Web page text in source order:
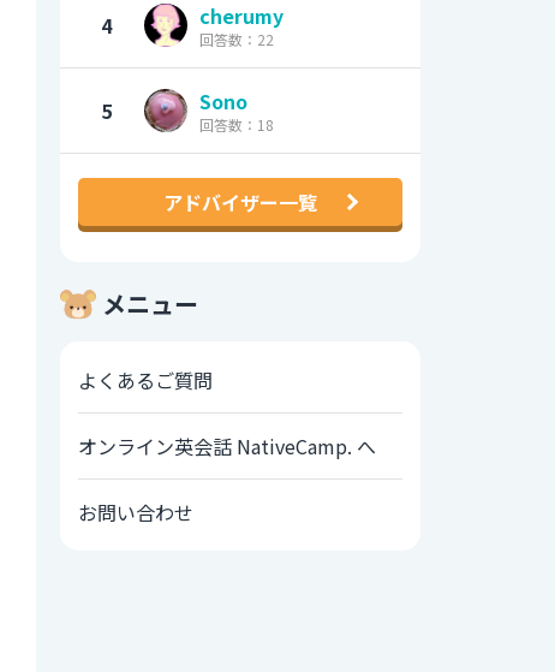
4 cherumy
回答数：22
5 Sono
回答数：18
アドバイザー一覧
メニュー
よくあるご質問
オンライン英会話 NativeCamp. へ
お問い合わせ